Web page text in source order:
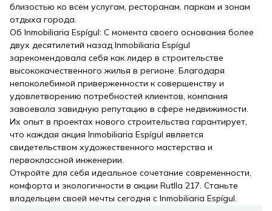
близостью ко всем услугам, ресторанам, паркам и зонам
отдыха города.
Об Inmobiliaria Espígul: С момента своего основания более
двух десятилетий назад Inmobiliaria Espígul
зарекомендовала себя как лидер в строительстве
высококачественного жилья в регионе. Благодаря
непоколебимой приверженности к совершенству и
удовлетворению потребностей клиентов, компания
завоевала завидную репутацию в сфере недвижимости.
Их опыт в проектах нового строительства гарантирует,
что каждая акция Inmobiliaria Espígul является
свидетельством художественного мастерства и
первоклассной инженерии.
Откройте для себя идеальное сочетание современности,
комфорта и экологичности в акции Rutlla 217. Станьте
владельцем своей мечты сегодня с Inmobiliaria Espígul.